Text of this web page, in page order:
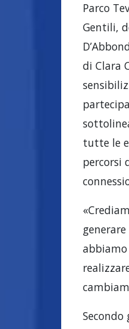
Parco
Gentili,
di Clara
tutte le
percorsi